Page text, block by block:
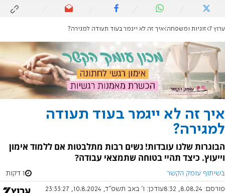
ערוץ 7 זוגיות ומשפחה איך זה לא ייגמר בעוד תעודה למגירה?
איך זה לא ייגמר בעוד תעודה
למגירה?
הבוגרות שלנו עובדות! נשים רבות מתלבטות אם ללמוד אימון
וייעוץ. כיצד תהיי בטוחה שתמצאי עבודה?
בשיתוף עומק הקשר 1 דקות
פורסם: 8.08.24, 8:32 עודכן: ו' באב תשפ"ד, 10.8.2024, 23:33:27